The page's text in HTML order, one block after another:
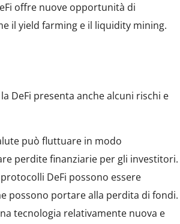
offre nuove opportunità di
il yield farming e il liquidity mining.
DeFi presenta anche alcuni rischi e
può fluttuare in modo
perdite finanziarie per gli investitori.
DeFi possono essere
possono portare alla perdita di fondi.
tecnologia relativamente nuova e